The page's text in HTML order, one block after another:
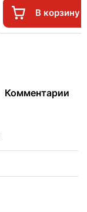
В корзину
Комментарии